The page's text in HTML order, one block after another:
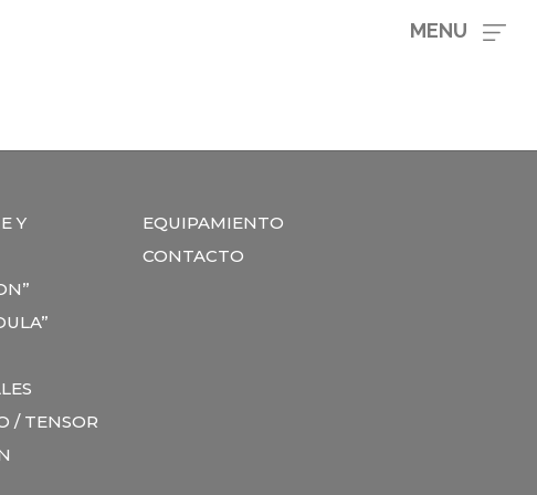
MENU
Y
/ TENSOR
EQUIPAMIENTO
CONTACTO